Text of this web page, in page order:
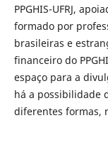
PPGHIS-UFRJ,
formado por
brasileiras e
financeiro do
espaço para a
há a possibilidade
diferentes formas,